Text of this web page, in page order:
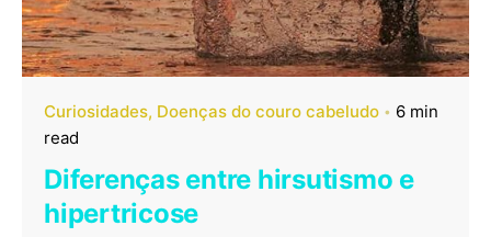
Curiosidades Doenças do couro cabeludo
6 min
read
Diferenças entre hirsutismo e
hipertricose